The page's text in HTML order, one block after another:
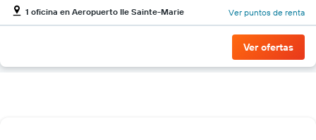
1 oficina en Aeropuerto Ile Sainte-Marie Ver puntos de renta
Ver ofertas